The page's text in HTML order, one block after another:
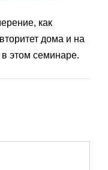
как
дома и на
в этом семинаре.